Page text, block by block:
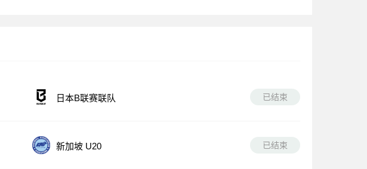
日本B联赛联队 已结束
新加坡 U20 已结束